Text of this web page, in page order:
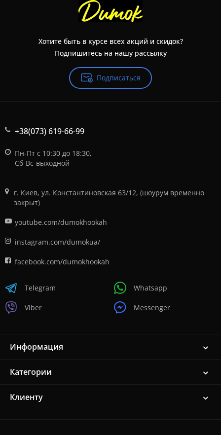
Хотите быть в курсе всех акций и скидок?
Подпишитесь на нашу рассылку
Подписаться
+38(073) 619-66-99
Пн-Пт с 10:30 до 18:30,
Сб-Вс-выходной
г. Киев, ул. Константиновская 63/12, (шоурум временно
закрыт)
youtube.com/dumokhookah
instagram.com/dumokua/
facebook.com/dumokhookah
Telegram
Viber
Whatsapp
Messenger
Информация
Категории
Клиенту